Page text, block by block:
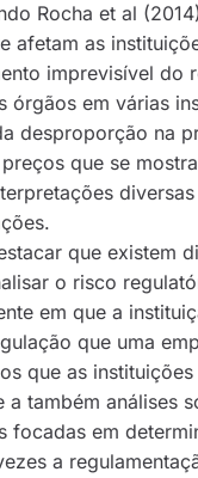
Rocha et al
afetam as
imprevisível do
órgãos em várias
desproporção na
que se
que existem
o risco
em que a
que uma
que as
a também análises
focadas em
a